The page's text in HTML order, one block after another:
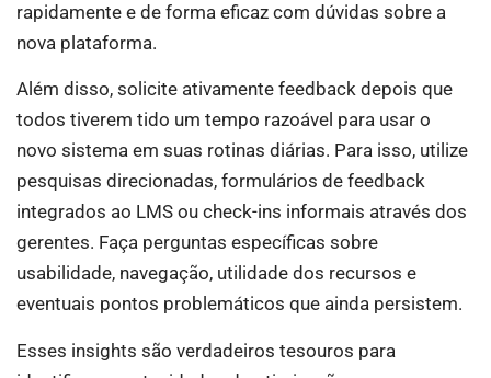
rapidamente e de forma eficaz com dúvidas sobre a
nova plataforma.
Além disso, solicite ativamente feedback depois que
todos tiverem tido um tempo razoável para usar o
novo sistema em suas rotinas diárias. Para isso, utilize
pesquisas direcionadas, formulários de feedback
integrados ao LMS ou check-ins informais através dos
gerentes. Faça perguntas específicas sobre
usabilidade, navegação, utilidade dos recursos e
eventuais pontos problemáticos que ainda persistem.
Esses insights são verdadeiros tesouros para